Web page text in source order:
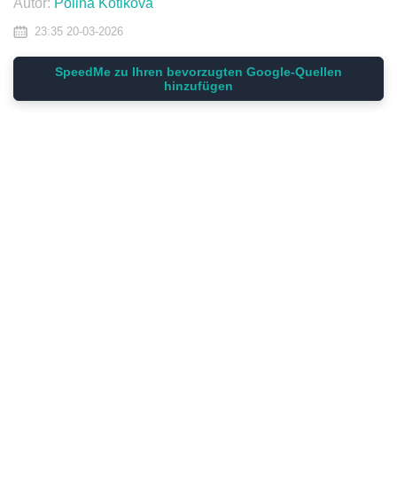
Autor: Polina Kotikova
23:35 20-03-2026
SpeedMe zu Ihren bevorzugten Google-Quellen
hinzufügen